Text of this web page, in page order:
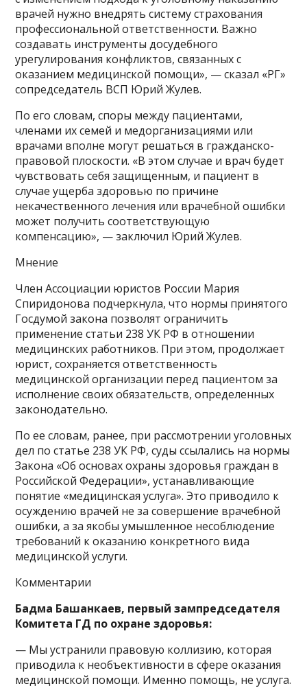
врачей нужно внедрять систему страхования
профессиональной ответственности. Важно
создавать инструменты досудебного
урегулирования конфликтов, связанных с
оказанием медицинской помощи», — сказал «РГ»
сопредседатель ВСП Юрий Жулев.
По его словам, споры между пациентами,
членами их семей и медорганизациями или
врачами вполне могут решаться в гражданско-
правовой плоскости. «В этом случае и врач будет
чувствовать себя защищенным, и пациент в
случае ущерба здоровью по причине
некачественного лечения или врачебной ошибки
может получить соответствующую
компенсацию», — заключил Юрий Жулев.
Мнение
Член Ассоциации юристов России Мария
Спиридонова подчеркнула, что нормы принятого
Госдумой закона позволят ограничить
применение статьи 238 УК РФ в отношении
медицинских работников. При этом, продолжает
юрист, сохраняется ответственность
медицинской организации перед пациентом за
исполнение своих обязательств, определенных
законодательно.
По ее словам, ранее, при рассмотрении уголовных
дел по статье 238 УК РФ, суды ссылались на нормы
Закона «Об основах охраны здоровья граждан в
Российской Федерации», устанавливающие
понятие «медицинская услуга». Это приводило к
осуждению врачей не за совершение врачебной
ошибки, а за якобы умышленное несоблюдение
требований к оказанию конкретного вида
медицинской услуги.
Комментарии
Бадма Башанкаев, первый зампредседателя
Комитета ГД по охране здоровья:
— Мы устранили правовую коллизию, которая
приводила к необъективности в сфере оказания
медицинской помощи. Именно помощь, не услуга.